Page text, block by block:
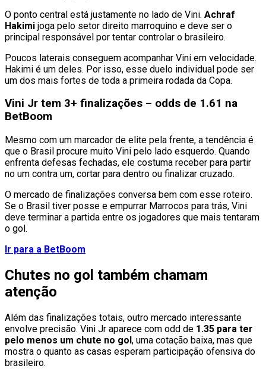
O ponto central está justamente no lado de Vini. Achraf
Hakimi joga pelo setor direito marroquino e deve ser o
principal responsável por tentar controlar o brasileiro.
Poucos laterais conseguem acompanhar Vini em velocidade.
Hakimi é um deles. Por isso, esse duelo individual pode ser
um dos mais fortes de toda a primeira rodada da Copa.
Vini Jr tem 3+ finalizações – odds de 1.61 na
BetBoom
Mesmo com um marcador de elite pela frente, a tendência é
que o Brasil procure muito Vini pelo lado esquerdo. Quando
enfrenta defesas fechadas, ele costuma receber para partir
no um contra um, cortar para dentro ou finalizar cruzado.
O mercado de finalizações conversa bem com esse roteiro.
Se o Brasil tiver posse e empurrar Marrocos para trás, Vini
deve terminar a partida entre os jogadores que mais tentaram
o gol.
Ir para a BetBoom
Chutes no gol também chamam
atenção
Além das finalizações totais, outro mercado interessante
envolve precisão. Vini Jr aparece com odd de 1.35 para ter
pelo menos um chute no gol, uma cotação baixa, mas que
mostra o quanto as casas esperam participação ofensiva do
brasileiro.